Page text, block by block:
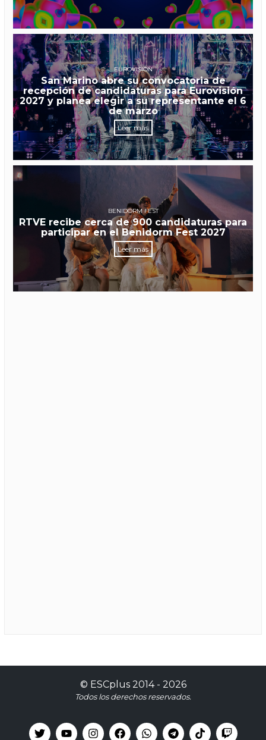
EUROVISIÓN
San Marino abre su convocatoria de
recepción de candidaturas para Eurovisión
2027 y planea elegir a su representante el 6
de marzo
Leer más
BENIDORM FEST
RTVE recibe cerca de 900 candidaturas para
participar en el Benidorm Fest 2027
Leer más
© ESCplus2014 - 2026
Todos los derechos reservados.